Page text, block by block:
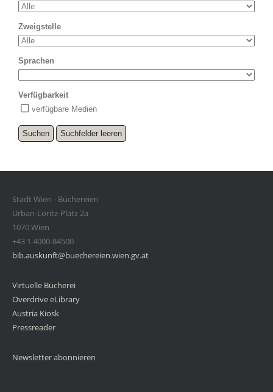
Zweigstelle
Sprachen
Verfügbarkeit
verfügbare Medien
Stadt Wien - Büchereien
Urban-Loritz-Platz 2a
1070 Wien
+43 1 4000-84500
bib.auskunft@buechereien.wien.gv.at
Virtuelle Bücherei
Overdrive eLibrary
Austria Kiosk
Pressreader
Newsletter abonnieren